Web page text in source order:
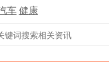
车健康